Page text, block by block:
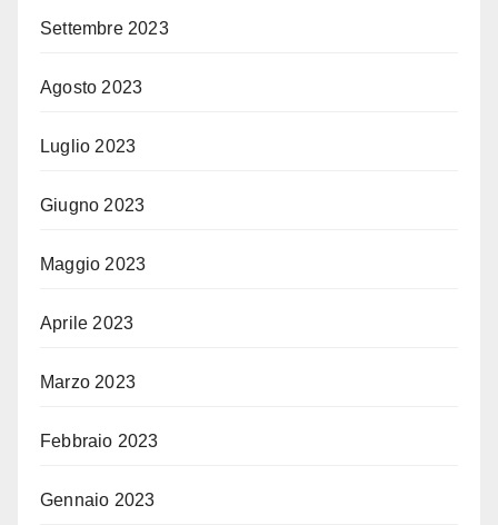
Settembre 2023
Agosto 2023
Luglio 2023
Giugno 2023
Maggio 2023
Aprile 2023
Marzo 2023
Febbraio 2023
Gennaio 2023